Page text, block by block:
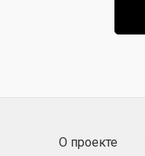
О проекте